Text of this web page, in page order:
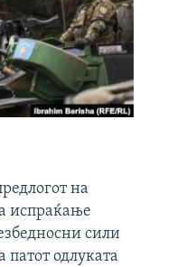
на
испраќање
сили
патот одлуката